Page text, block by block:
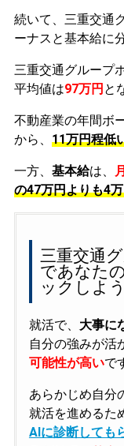
続いて、三重交通
ーナスと基本給に
三重交通グループ
平均値は97万円 と
不動産業の年間ボ
から、 11万円程低
一方、 基本給は、
の47万円よりも4
三重交通
であなた
ックしよう
就活で、 大事に
自分の強みが活
可能性が高いで
あらかじめ自分
就活を進めるた
AIに診断しても